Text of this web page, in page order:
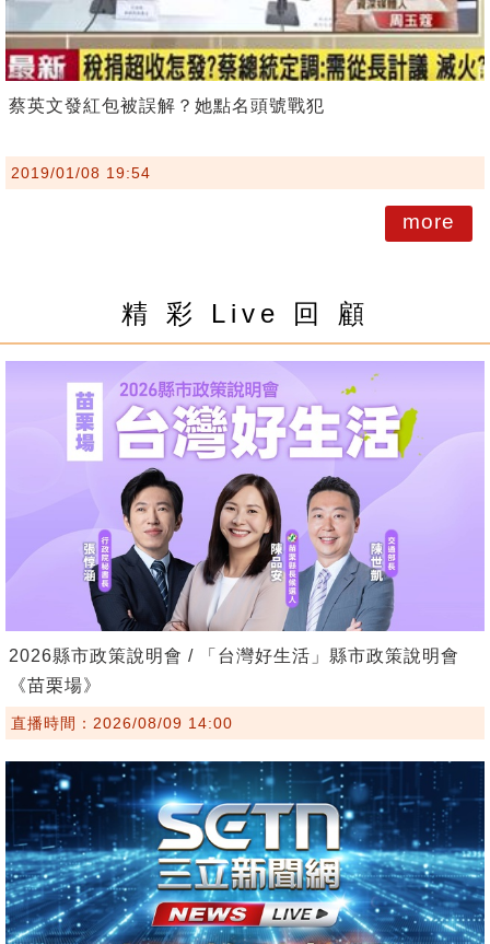
蔡英文發紅包被誤解？她點名頭號戰犯
2019/01/08 19:54
more
精 彩 Live 回 顧
2026縣市政策說明會 / 「台灣好生活」縣市政策說明會
《苗栗場》
直播時間：2026/08/09 14:00